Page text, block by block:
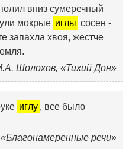
вниз сумеречный
мокрые иглы сосен -
запахла хвоя, жестче
Шолохов, «Тихий Дон»
иглу , все было
речи»